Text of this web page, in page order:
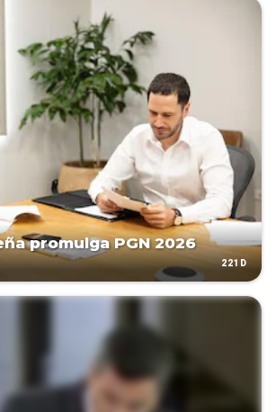
promulga PGN 2026
221D